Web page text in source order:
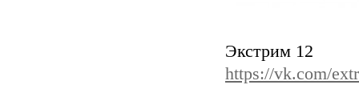
Экстрим 12
https://vk.com/